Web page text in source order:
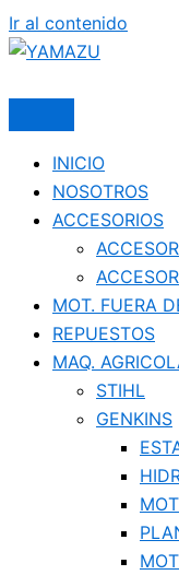
Ir al contenido
INICIO
NOSOTROS
ACCESORIOS
MOT. FUERA
REPUESTOS
MAQ.
STIHL
GENKINS